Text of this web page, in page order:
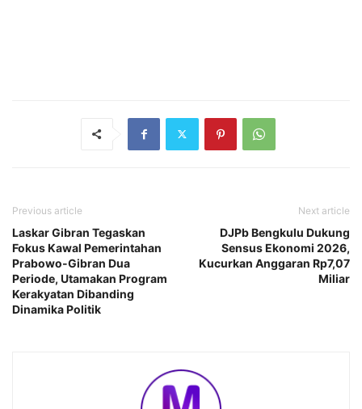
Previous article
Laskar Gibran Tegaskan
Fokus Kawal Pemerintahan
Prabowo-Gibran Dua
Periode, Utamakan Program
Kerakyatan Dibanding
Dinamika Politik
Next article
DJPb Bengkulu Dukung
Sensus Ekonomi 2026,
Kucurkan Anggaran Rp7,07
Miliar